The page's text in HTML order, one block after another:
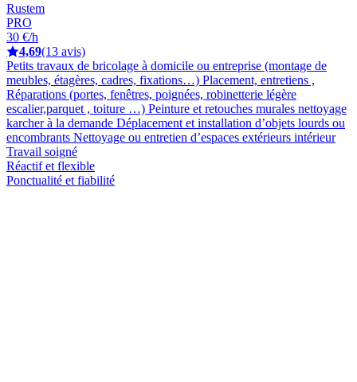
Rustem
PRO
30 €/h
4,69(13 avis)
Petits travaux de bricolage à domicile ou entreprise (montage de
meubles, étagères, cadres, fixations…) Placement, entretiens ,
Réparations (portes, fenêtres, poignées, robinetterie légère
escalier,parquet , toiture …) Peinture et retouches murales nettoyage
karcher à la demande Déplacement et installation d’objets lourds ou
encombrants Nettoyage ou entretien d’espaces extérieurs intérieur
Travail soigné
Réactif et flexible
Ponctualité et fiabilité